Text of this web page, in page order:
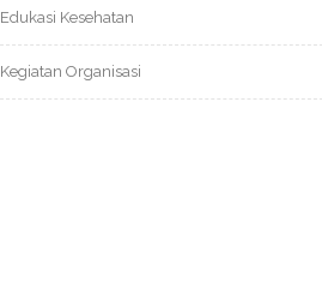
Edukasi Kesehatan
Kegiatan Organisasi